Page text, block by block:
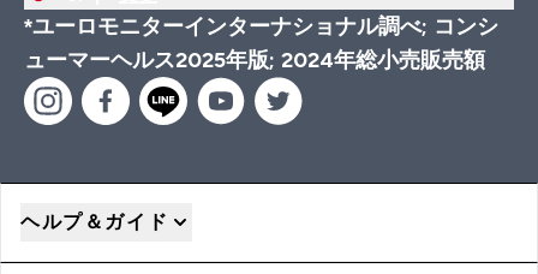
*ユーロモニターインターナショナル調べ; コンシ
ューマーヘルス2025年版; 2024年総小売販売額
ヘルプ＆ガイド